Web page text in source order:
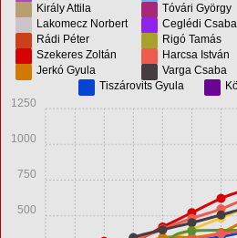
Király Attila
Tóvári György
Lakomecz Norbert
Ceglédi Csaba
Rádi Péter
Rigó Tamás
Szekeres Zoltán
Harcsa István
Jerkó Gyula
Varga Csaba
Tiszárovits Gyula
500
750
1000
1250